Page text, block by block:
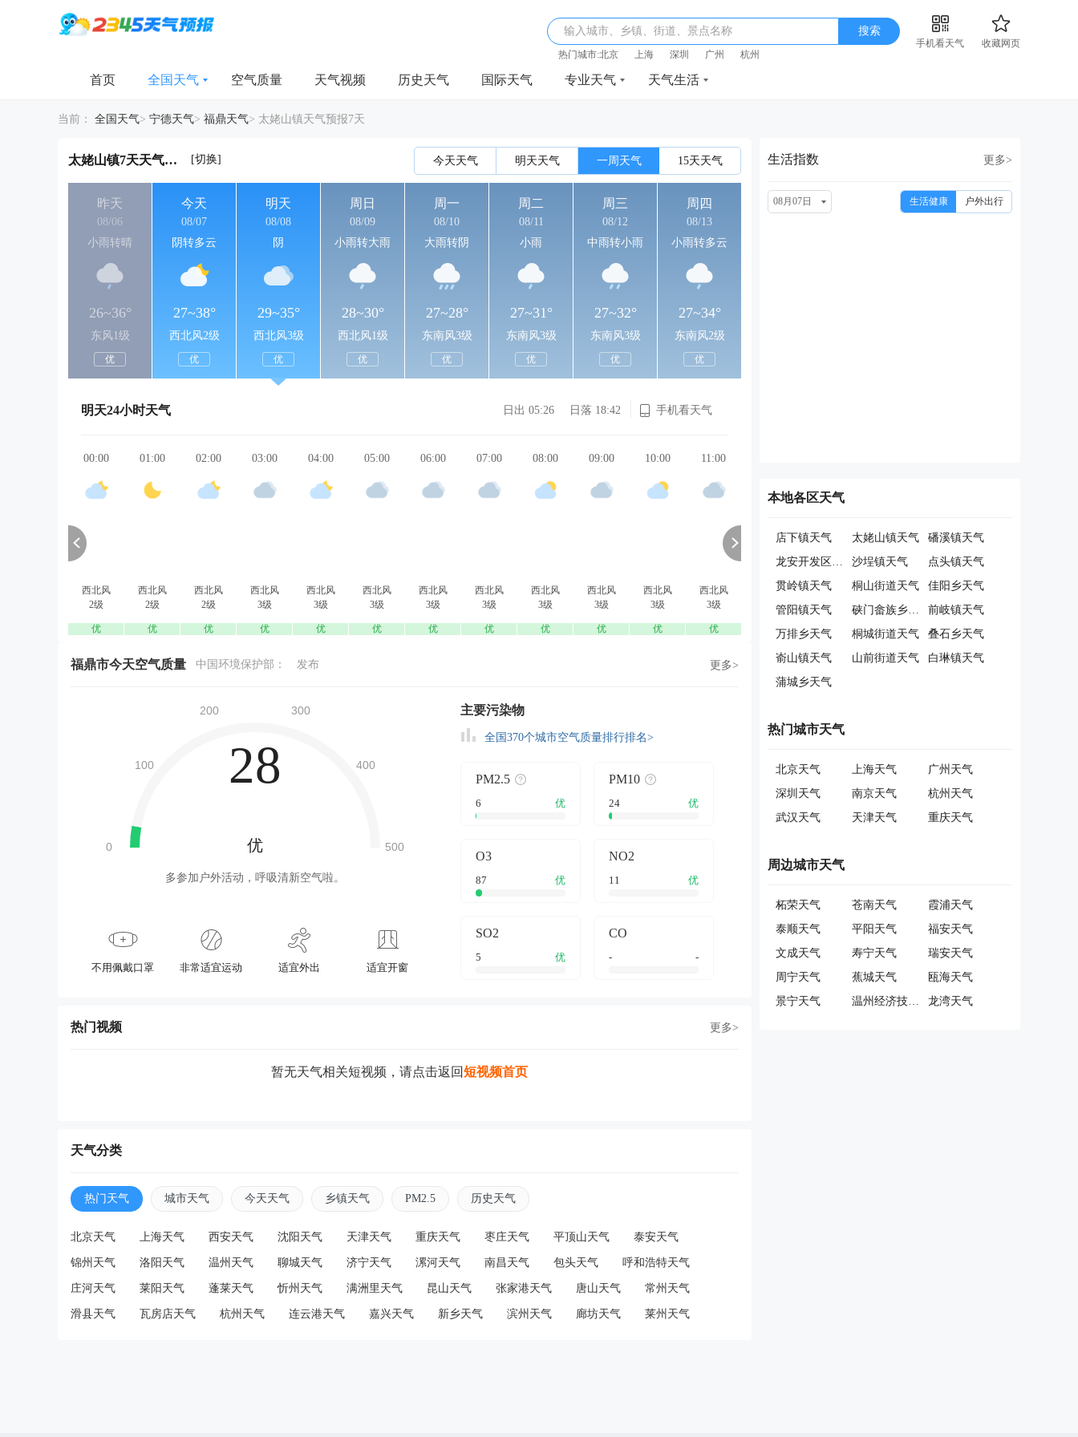
输入城市、乡镇、街道、景点名称 搜索
手机看天气
收藏网页
热门城市:北京 上海 深圳 广州 杭州
首页 全国天气 空气质量 天气视频 历史天气 国际天气 专业天气 天气生活
当前： 全国天气> 宁德天气> 福鼎天气> 太姥山镇天气预报7天
太姥山镇7天天气详情 [切换] 今天天气 明天天气 一周天气 15天天气
昨天
08/06
小雨转晴
26~36°
东风1级
优
今天
08/07
阴转多云
27~38°
西北风2级
优
明天
08/08
阴
29~35°
西北风3级
优
周日
08/09
小雨转大雨
28~30°
西北风1级
优
周一
08/10
大雨转阴
27~28°
东南风3级
优
周二
08/11
小雨
27~31°
东南风3级
优
周三
08/12
中雨转小雨
27~32°
东南风3级
优
周四
08/13
小雨转多云
27~34°
东南风2级
优
明天24小时天气 日出 05:26 日落 18:42 手机看天气
00:00
西北风
2级
优
01:00
西北风
2级
优
02:00
西北风
2级
优
03:00
西北风
3级
优
04:00
西北风
3级
优
05:00
西北风
3级
优
06:00
西北风
3级
优
07:00
西北风
3级
优
08:00
西北风
3级
优
09:00
西北风
3级
优
10:00
西北风
3级
优
11:00
西北风
3级
优
西北风
4级
西北风
3级
优
西北风
4级
优
西北风
3级
优
西北风
福鼎市今天空气质量 中国环境保护部： 发布 更多>
28
优
多参加户外活动，呼吸清新空气啦。
不用佩戴口罩 非常适宜运动 适宜外出 适宜开窗
主要污染物
全国370个城市空气质量排行排名>
PM2.5
6 优
PM10
24 优
O3
87 优
NO2
11 优
SO2
5 优
CO
- -
热门视频 更多>
暂无天气相关短视频，请点击返回短视频首页
天气分类
热门天气 城市天气 今天天气 乡镇天气 PM2.5 历史天气
北京天气 上海天气 西安天气 沈阳天气 天津天气 重庆天气 枣庄天气 平顶山天气 泰安天气
锦州天气 洛阳天气 温州天气 聊城天气 济宁天气 漯河天气 南昌天气 包头天气 呼和浩特天气
庄河天气 莱阳天气 蓬莱天气 忻州天气 满洲里天气 昆山天气 张家港天气 唐山天气 常州天气
滑县天气 瓦房店天气 杭州天气 连云港天气 嘉兴天气 新乡天气 滨州天气 廊坊天气 莱州天气
生活指数 更多>
08月07日 生活健康 户外出行
本地各区天气
店下镇天气 太姥山镇天气
磻溪镇天气
龙安开发区天气
沙埕镇天气
点头镇天气
贯岭镇天气
桐山街道天气
佳阳乡天气
管阳镇天气
硖门畲族乡天气
前岐镇天气
万排乡天气
桐城街道天气
叠石乡天气
嵛山镇天气
山前街道天气
白琳镇天气
蒲城乡天气
热门城市天气
北京天气 上海天气
广州天气
深圳天气
南京天气
杭州天气
武汉天气
天津天气 重庆天气
周边城市天气
柘荣天气 苍南天气
霞浦天气
泰顺天气
平阳天气
福安天气
文成天气
寿宁天气
瑞安天气
周宁天气
蕉城天气
瓯海天气
景宁天气
温州经济技术开发区天气 龙湾天气